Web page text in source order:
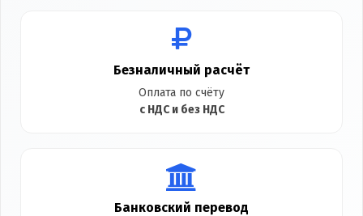
Безналичный расчёт
Оплата по счёту
с НДС и без НДС
Банковский перевод